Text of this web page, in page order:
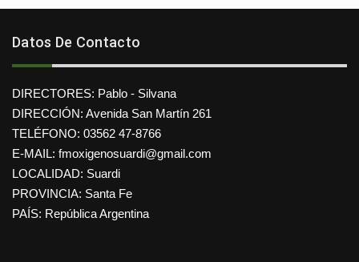
Datos De Contacto
DIRECTORES: Pablo - Silvana
DIRECCIÓN: Avenida San Martín 261
TELÉFONO: 03562 47-8766
E-MAIL: fmoxigenosuardi@gmail.com
LOCALIDAD: Suardi
PROVINCIA: Santa Fe
PAÍS: República Argentina